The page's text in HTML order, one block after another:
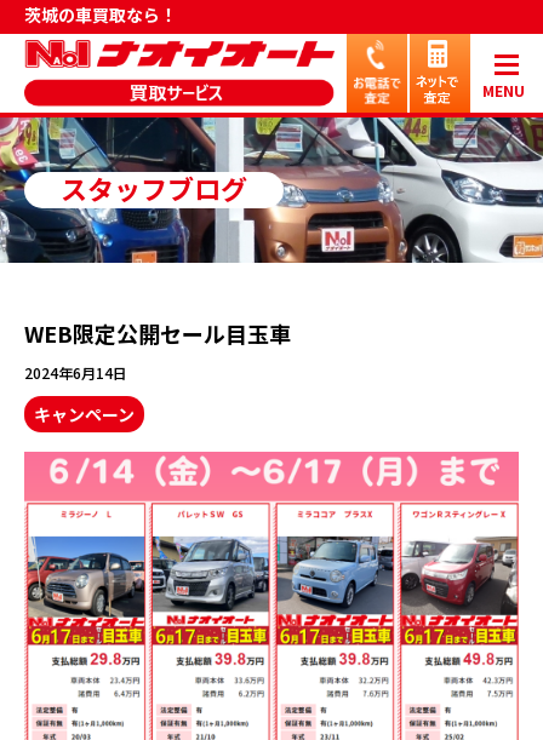
茨城の車買取なら！
MENU
スタッフブログ
WEB限定公開セール目玉車
2024年6月14日
キャンペーン